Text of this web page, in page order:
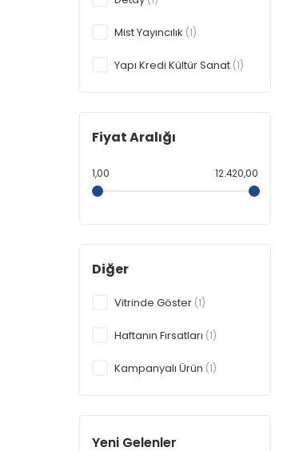
Mist Yayıncılık (1)
Yapı Kredi Kültür Sanat (1)
Fiyat Aralığı
1,00 12.420,00
Diğer
Vitrinde Göster (1)
Haftanın Fırsatları (1)
Kampanyalı Ürün (1)
Yeni Gelenler